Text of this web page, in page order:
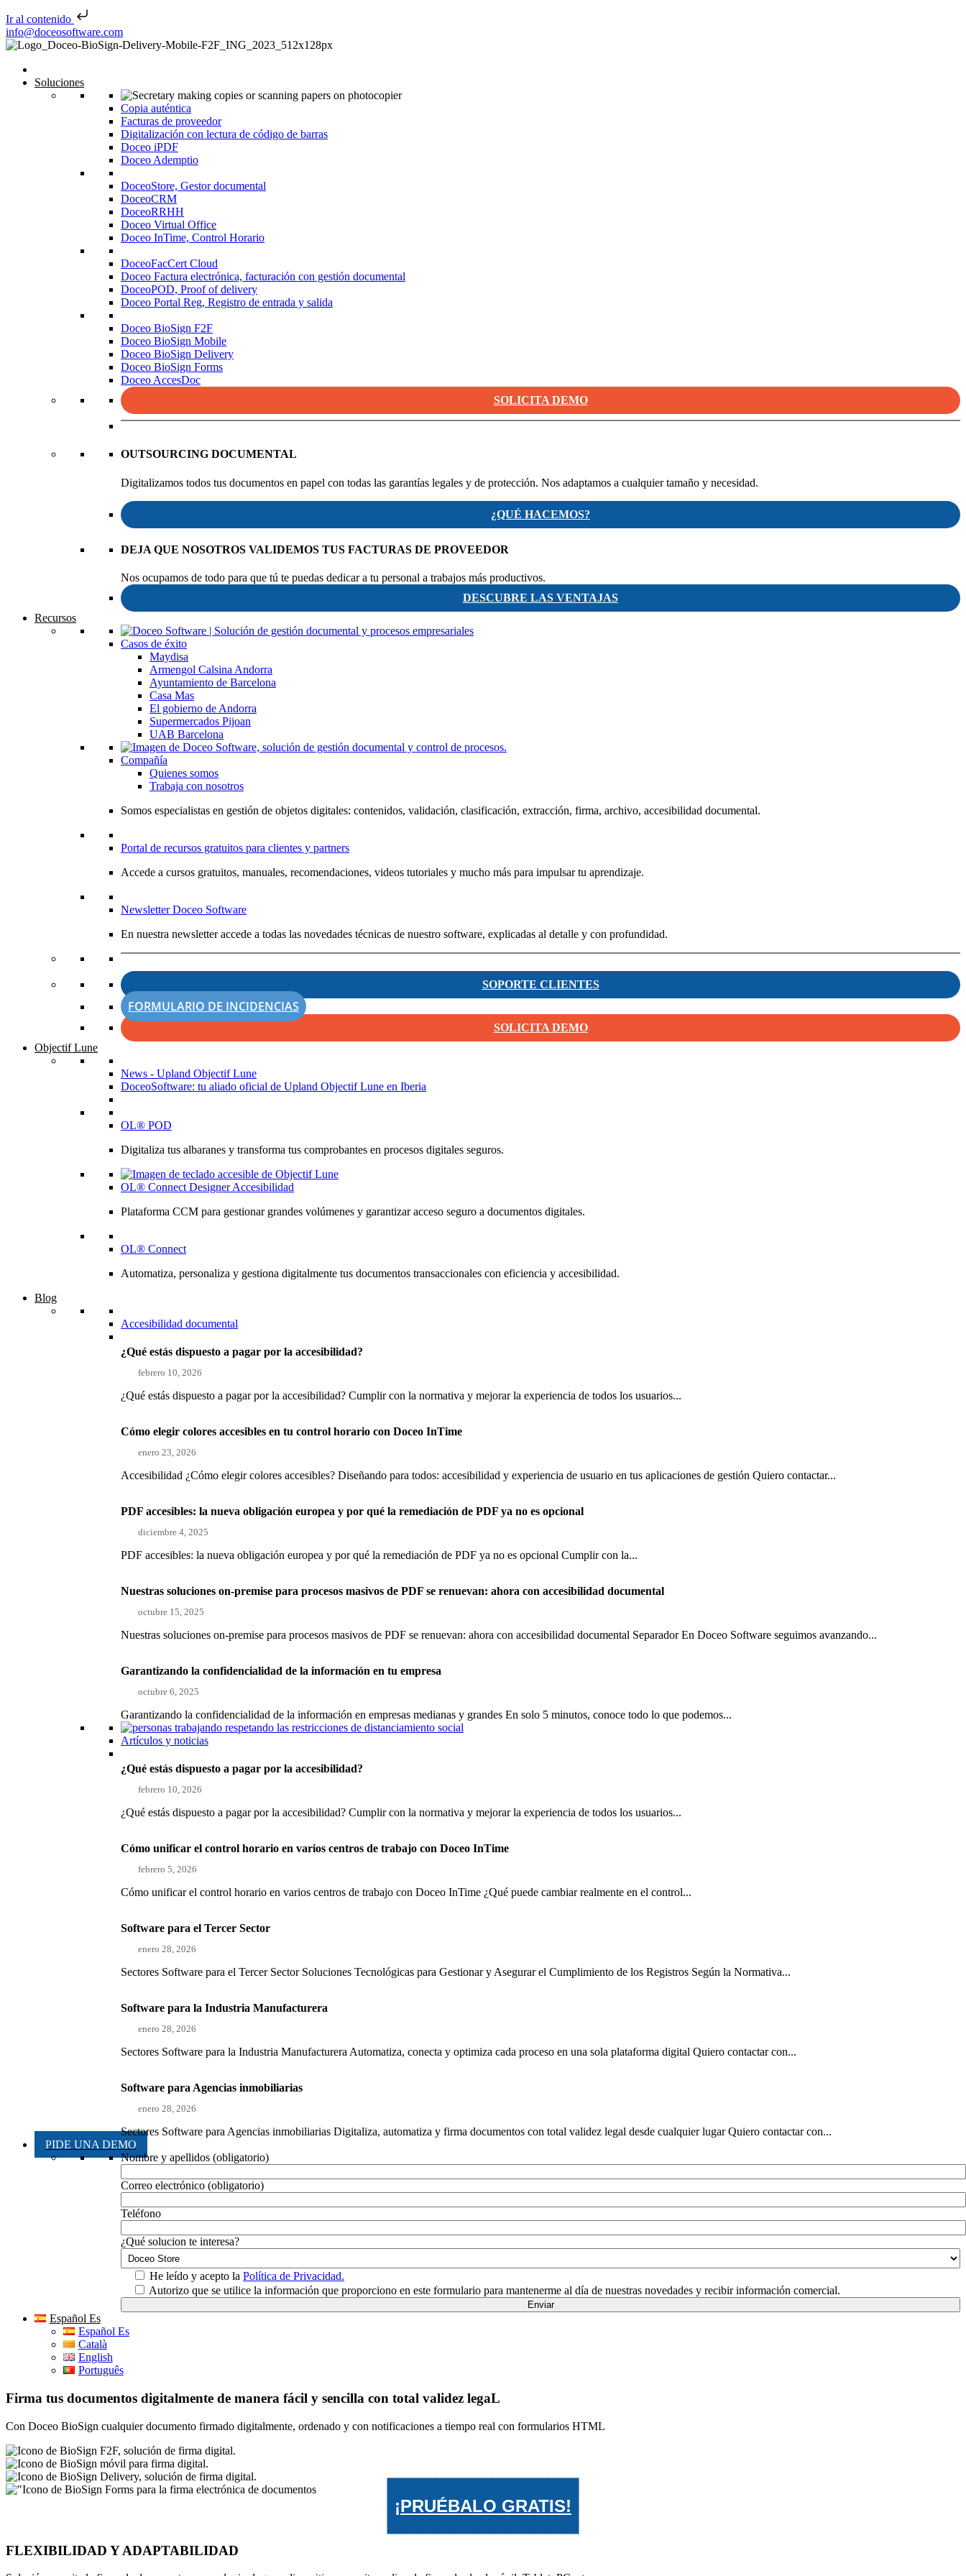
Ir al contenido
Saltar al contenido
info@doceosoftware.com
Soluciones
Copia auténtica
Facturas de proveedor
Digitalización con lectura de código de barras
Doceo iPDF
Doceo Ademptio
DoceoStore, Gestor documental
DoceoCRM
DoceoRRHH
Doceo Virtual Office
Doceo InTime, Control Horario
DoceoFacCert Cloud
Doceo Factura electrónica, facturación con gestión documental
DoceoPOD, Proof of delivery
Doceo Portal Reg, Registro de entrada y salida
Doceo BioSign F2F
Doceo BioSign Mobile
Doceo BioSign Delivery
Doceo BioSign Forms
Doceo AccesDoc
SOLICITA DEMO
OUTSOURCING DOCUMENTAL
Digitalizamos todos tus documentos en papel con todas las garantías legales y de protección. Nos adaptamos a cualquier tamaño y necesidad.
¿QUÉ HACEMOS?
DEJA QUE NOSOTROS VALIDEMOS TUS FACTURAS DE PROVEEDOR
Nos ocupamos de todo para que tú te puedas dedicar a tu personal a trabajos más productivos.
DESCUBRE LAS VENTAJAS
Recursos
Casos de éxito
Maydisa
Armengol Calsina Andorra
Ayuntamiento de Barcelona
Casa Mas
El gobierno de Andorra
Supermercados Pijoan
UAB Barcelona
Compañía
Quienes somos
Trabaja con nosotros
Somos especialistas en gestión de objetos digitales: contenidos, validación, clasificación, extracción, firma, archivo, accesibilidad documental.
Portal de recursos gratuitos para clientes y partners
Accede a cursos gratuitos, manuales, recomendaciones, videos tutoriales y mucho más para impulsar tu aprendizaje.
Newsletter Doceo Software
En nuestra newsletter accede a todas las novedades técnicas de nuestro software, explicadas al detalle y con profundidad.
SOPORTE CLIENTES
FORMULARIO DE INCIDENCIAS
SOLICITA DEMO
Objectif Lune
News - Upland Objectif Lune
DoceoSoftware: tu aliado oficial de Upland Objectif Lune en Iberia
OL® POD
Digitaliza tus albaranes y transforma tus comprobantes en procesos digitales seguros.
OL® Connect Designer Accesibilidad
Plataforma CCM para gestionar grandes volúmenes y garantizar acceso seguro a documentos digitales.
OL® Connect
Automatiza, personaliza y gestiona digitalmente tus documentos transaccionales con eficiencia y accesibilidad.
Blog
Accesibilidad documental
¿Qué estás dispuesto a pagar por la accesibilidad?
febrero 10, 2026
¿Qué estás dispuesto a pagar por la accesibilidad? Cumplir con la normativa y mejorar la experiencia de todos los usuarios...
Cómo elegir colores accesibles en tu control horario con Doceo InTime
enero 23, 2026
Accesibilidad ¿Cómo elegir colores accesibles? Diseñando para todos: accesibilidad y experiencia de usuario en tus aplicaciones de gestión Quiero contactar...
PDF accesibles: la nueva obligación europea y por qué la remediación de PDF ya no es opcional
diciembre 4, 2025
PDF accesibles: la nueva obligación europea y por qué la remediación de PDF ya no es opcional Cumplir con la...
Nuestras soluciones on-premise para procesos masivos de PDF se renuevan: ahora con accesibilidad documental
octubre 15, 2025
Nuestras soluciones on-premise para procesos masivos de PDF se renuevan: ahora con accesibilidad documental Separador En Doceo Software seguimos avanzando...
Garantizando la confidencialidad de la información en tu empresa
octubre 6, 2025
Garantizando la confidencialidad de la información en empresas medianas y grandes En solo 5 minutos, conoce todo lo que podemos...
Artículos y noticias
¿Qué estás dispuesto a pagar por la accesibilidad?
febrero 10, 2026
¿Qué estás dispuesto a pagar por la accesibilidad? Cumplir con la normativa y mejorar la experiencia de todos los usuarios...
Cómo unificar el control horario en varios centros de trabajo con Doceo InTime
febrero 5, 2026
Cómo unificar el control horario en varios centros de trabajo con Doceo InTime ¿Qué puede cambiar realmente en el control...
Software para el Tercer Sector
enero 28, 2026
Sectores Software para el Tercer Sector Soluciones Tecnológicas para Gestionar y Asegurar el Cumplimiento de los Registros Según la Normativa...
Software para la Industria Manufacturera
enero 28, 2026
Sectores Software para la Industria Manufacturera Automatiza, conecta y optimiza cada proceso en una sola plataforma digital Quiero contactar con...
Software para Agencias inmobiliarias
enero 28, 2026
Sectores Software para Agencias inmobiliarias Digitaliza, automatiza y firma documentos con total validez legal desde cualquier lugar Quiero contactar con...
PIDE UNA DEMO
Nombre y apellidos (obligatorio)
Correo electrónico (obligatorio)
Teléfono
¿Qué solucion te interesa?
He leído y acepto la Política de Privacidad.
Autorizo que se utilice la información que proporciono en este formulario para mantenerme al día de nuestras novedades y recibir información comercial.
Español Es
Español Es
Català
English
Português
Firma tus documentos digitalmente de manera fácil y sencilla con total validez legaL
Con Doceo BioSign cualquier documento firmado digitalmente, ordenado y con notificaciones a tiempo real con formularios HTML
¡PRUÉBALO GRATIS!
FLEXIBILIDAD Y ADAPTABILIDAD